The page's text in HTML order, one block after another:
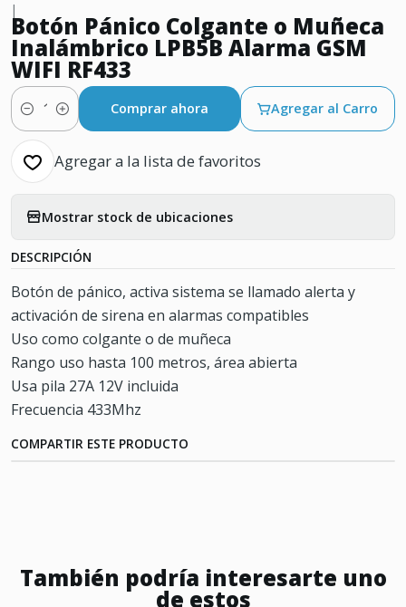
|
Botón Pánico Colgante o Muñeca
Inalámbrico LPB5B Alarma GSM
WIFI RF433
Cantidad
Agregar al Carro
Comprar ahora
Agregar a la lista de favoritos
Mostrar stock de ubicaciones
DESCRIPCIÓN
Botón de pánico, activa sistema se llamado alerta y
activación de sirena en alarmas compatibles
Uso como colgante o de muñeca
Rango uso hasta 100 metros, área abierta
Usa pila 27A 12V incluida
Frecuencia 433Mhz
COMPARTIR ESTE PRODUCTO
También podría interesarte uno
de estos